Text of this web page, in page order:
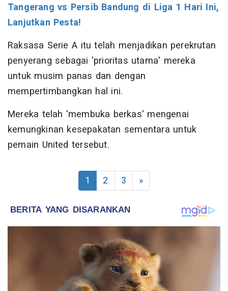
Tangerang vs Persib Bandung di Liga 1 Hari Ini,
Lanjutkan Pesta!
Raksasa Serie A itu telah menjadikan perekrutan
penyerang sebagai 'prioritas utama' mereka
untuk musim panas dan dengan
mempertimbangkan hal ini.
Mereka telah 'membuka berkas' mengenai
kemungkinan kesepakatan sementara untuk
pemain United tersebut.
1 2 3 »